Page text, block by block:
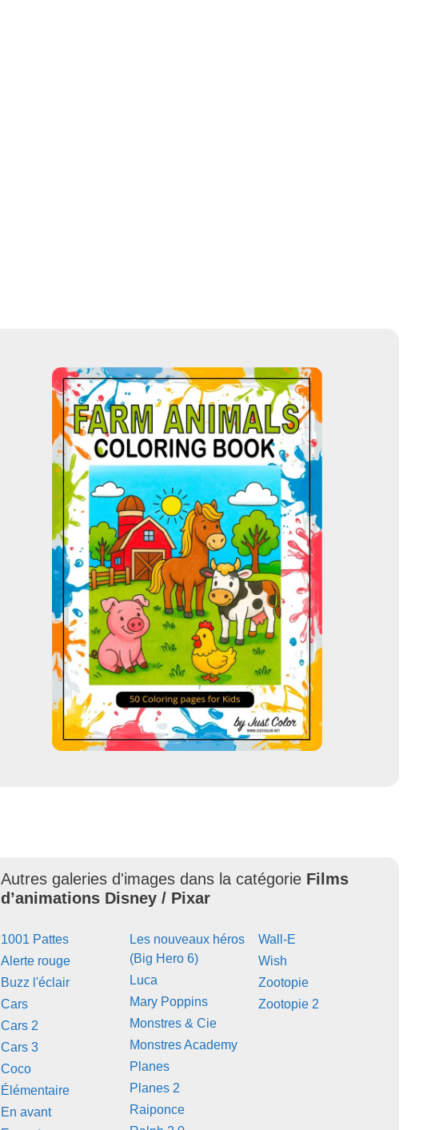
Autres galeries d'images dans la catégorie Films
d’animations Disney / Pixar
1001 Pattes
Alerte rouge
Buzz l'éclair
Cars
Cars 2
Cars 3
Coco
Élémentaire
En avant
Les nouveaux héros
(Big Hero 6)
Luca
Mary Poppins
Monstres & Cie
Monstres Academy
Planes
Planes 2
Raiponce
Wall-E
Wish
Zootopie
Zootopie 2